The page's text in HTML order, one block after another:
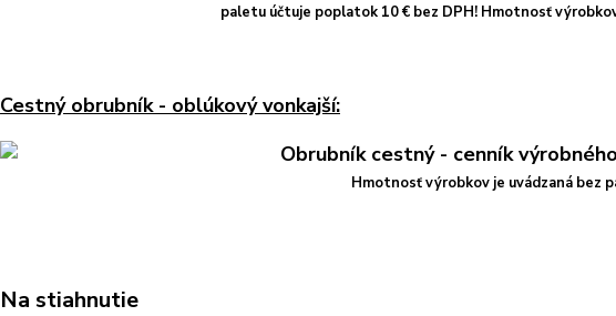
paletu účtuje poplatok 10 € bez DPH! Hmotnosť
Cestný obrubník - oblúkový vonkajší:
Hmotnosť výrobkov je uvádzaná bez
Na stiahnutie